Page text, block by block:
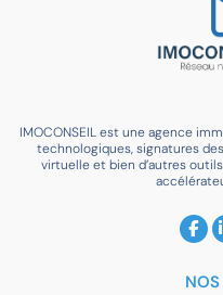
IMOCONSEIL est une agence
technologiques, signatures
virtuelle et bien d’autres